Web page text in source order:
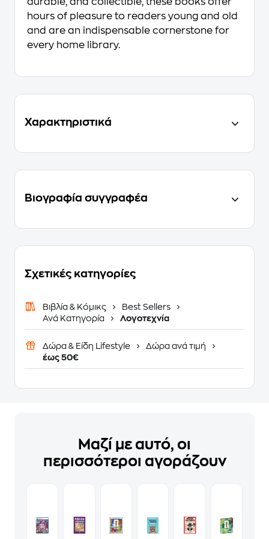
hours of pleasure to readers young and old
and are an indispensable cornerstone for
every home library.
Χαρακτηριστικά
Βιογραφία συγγραφέα
Σχετικές κατηγορίες
Βιβλία & Κόμικς
Best Sellers
Ανά Κατηγορία
Λογοτεχνία
Δώρα & Είδη Lifestyle
Δώρα ανά τιμή
έως 50€
Μαζί με αυτό, οι
περισσότεροι αγοράζουν